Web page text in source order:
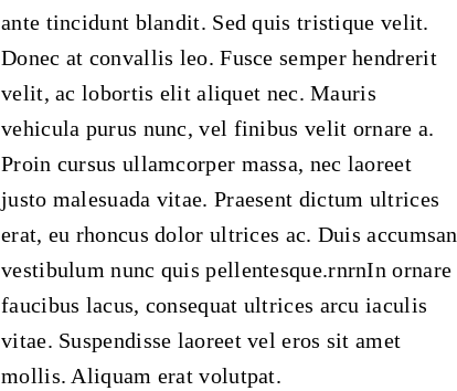
ante tincidunt blandit. Sed quis tristique velit.
Donec at convallis leo. Fusce semper hendrerit
velit, ac lobortis elit aliquet nec. Mauris
vehicula purus nunc, vel finibus velit ornare a.
Proin cursus ullamcorper massa, nec laoreet
justo malesuada vitae. Praesent dictum ultrices
erat, eu rhoncus dolor ultrices ac. Duis accumsan
vestibulum nunc quis pellentesque.rnrnIn ornare
faucibus lacus, consequat ultrices arcu iaculis
vitae. Suspendisse laoreet vel eros sit amet
mollis. Aliquam erat volutpat.